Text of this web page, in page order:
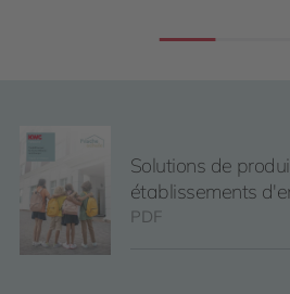
Solutions de
établissements
PDF